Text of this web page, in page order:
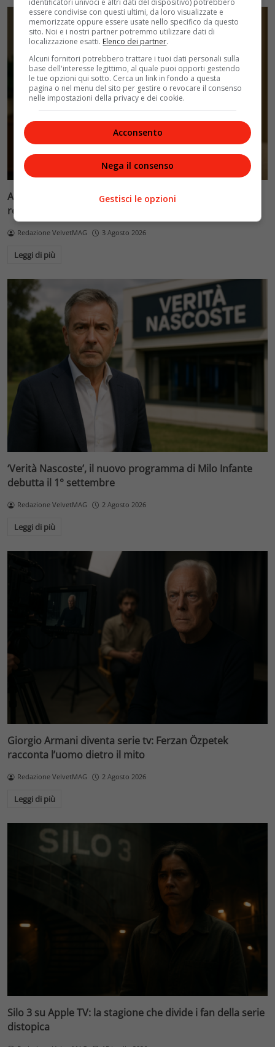
Anya Taylor-Joy in ‘Lucky’: dalla regina degli scacchi alla
regina della truffa
Redazione VelvetMAG 3 Agosto 2026
Leggi di più
‘Verità Nascoste’, il nuovo programma di Milo Infante
debutta il 1° settembre
Redazione VelvetMAG 2 Agosto 2026
Leggi di più
Giorgio Armani diventa serie tv: Ferzan Özpetek
racconta l’uomo dietro il mito
Redazione VelvetMAG 2 Agosto 2026
Leggi di più
Silo 3 su Apple TV: la stagione che divide i fan della serie
distopica
essere condivise con questi ultimi, da loro visualizzate e
memorizzate oppure essere usate nello specifico da questo
sito. Noi e i nostri partner potremmo utilizzare dati di
localizzazione esatti. Elenco dei partner.
Alcuni fornitori potrebbero trattare i tuoi dati personali sulla
base dell'interesse legittimo, al quale puoi opporti gestendo
le tue opzioni qui sotto. Cerca un link in fondo a questa
pagina o nel menu del sito per gestire o revocare il consenso
nelle impostazioni della privacy e dei cookie.
Acconsento
Nega il consenso
Gestisci le opzioni